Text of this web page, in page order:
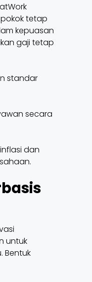
tetap
kepuasan
gaji tetap
standar
secara
dan
untuk
Bentuk